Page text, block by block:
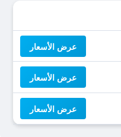
عرض الأسعار
عرض الأسعار
عرض الأسعار